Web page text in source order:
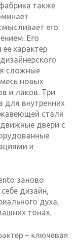
также
его
Его
характер
сложные
новых
и лаков. Три
для внутренних
стали
двери с
и
заново
дизайн,
духа,
тонах.
– ключевая